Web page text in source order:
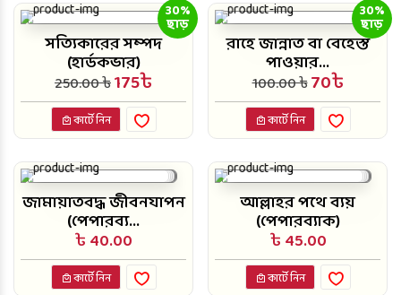
30%
ছাড়
সত্যিকারের সম্পদ
(হার্ডকভার)
250.00 ৳175৳
কার্টে নিন
30%
ছাড়
রাহে জান্নাত বা বেহেস্ত
পাওয়ার...
100.00 ৳70৳
কার্টে নিন
জামায়াতবদ্ধ জীবনযাপন
(পেপারব্য...
৳ 40.00
কার্টে নিন
আল্লাহর পথে ব্যয়
(পেপারব্যাক)
৳ 45.00
কার্টে নিন